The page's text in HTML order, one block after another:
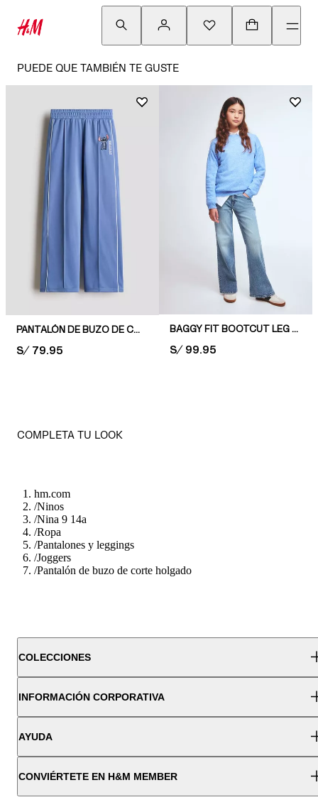
PUEDE QUE TAMBIÉN TE GUSTE
PANTALÓN DE BUZO DE CORTE HOLGADO
PRICE:
S/ 79.95
BAGGY FIT BOOTCUT LEG JEANS
PRICE:
S/ 99.95
COMPLETA TU LOOK
hm.com
/Ninos
/Nina 9 14a
/Ropa
/Pantalones y leggings
/Joggers
/Pantalón de buzo de corte holgado
COLECCIONES
INFORMACIÓN CORPORATIVA
AYUDA
CONVIÉRTETE EN H&M MEMBER